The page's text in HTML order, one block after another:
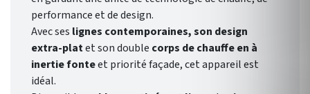
performance et de design.
Avec ses lignes contemporaines, son design
extra-platet son double corps de chauffe en à
inertie fonteet priorité façade, cet appareil est
idéal.